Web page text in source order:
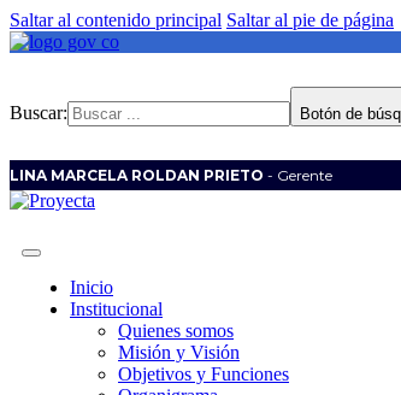
Saltar al contenido principal Saltar al pie de página
Buscar: Botón de
LINA MARCELA ROLDAN PRIETO - Gerente
Inicio
Institucional
Quienes somos
Misión y Visión
Objetivos y Funciones